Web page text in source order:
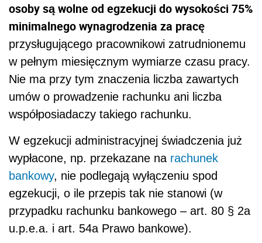
osoby są wolne od egzekucji do wysokości 75%
minimalnego wynagrodzenia za pracę
przysługującego pracownikowi zatrudnionemu
w pełnym miesięcznym wymiarze czasu pracy.
Nie ma przy tym znaczenia liczba zawartych
umów o prowadzenie rachunku ani liczba
współposiadaczy takiego rachunku.
W egzekucji administracyjnej świadczenia już
wypłacone, np. przekazane na rachunek
bankowy, nie podlegają wyłączeniu spod
egzekucji, o ile przepis tak nie stanowi (w
przypadku rachunku bankowego – art. 80 § 2a
u.p.e.a. i art. 54a Prawo bankowe).